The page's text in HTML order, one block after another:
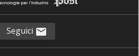
Seguici